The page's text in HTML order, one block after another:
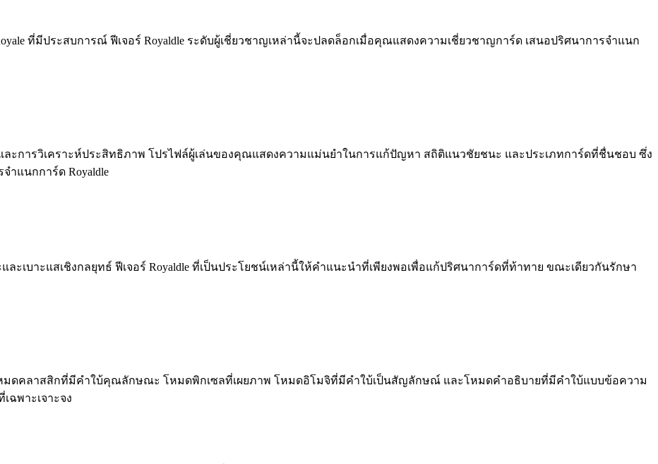
ที่มีประสบการณ์ ฟีเจอร์ Royaldle ระดับผู้เชี่ยวชาญเหล่านี้จะปลดล็อกเมื่อคุณแสดงความเชี่ยวชาญการ์ด เสนอปริศนาการจำแนก
ละการวิเคราะห์ประสิทธิภาพ โปรไฟล์ผู้เล่นของคุณแสดงความแม่นยำในการแก้ปัญหา สถิติแนวชัยชนะ และประเภทการ์ดที่ชื่นชอบ ซึ่ง
แนกการ์ด Royaldle
ะเบาะแสเชิงกลยุทธ์ ฟีเจอร์ Royaldle ที่เป็นประโยชน์เหล่านี้ให้คำแนะนำที่เพียงพอเพื่อแก้ปริศนาการ์ดที่ท้าทาย ขณะเดียวกันรักษา
มดคลาสสิกที่มีคำใบ้คุณลักษณะ โหมดพิกเซลที่เผยภาพ โหมดอิโมจิที่มีคำใบ้เป็นสัญลักษณ์ และโหมดคำอธิบายที่มีคำใบ้แบบข้อความ
ฉพาะเจาะจง